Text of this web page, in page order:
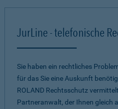
JurLine - telefonische
Sie haben ein rechtliches
für das Sie eine Auskunft
ROLAND Rechtsschutz
Partneranwalt, der Ihnen gleich